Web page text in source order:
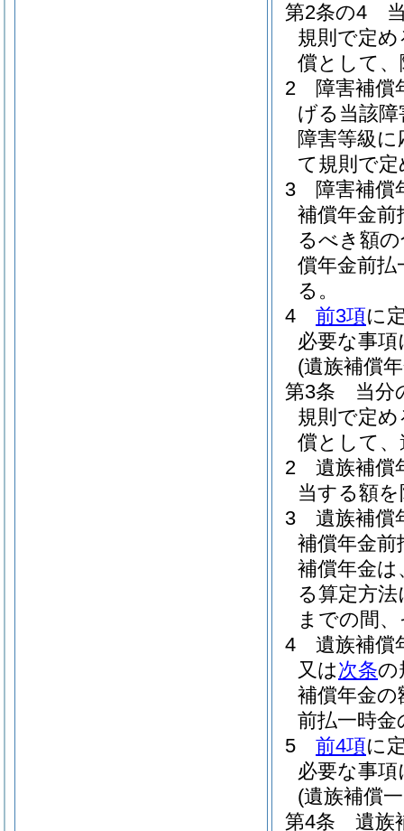
第2条の4
規則で定
償として
2
障害補償
げる当該
障害等級
て規則で
3
障害補償
補償年金前
るべき額
償年金前
る。
4
前3項に
必要な事
(遺族補償
第3条
当分
規則で定
償として
2
遺族補償
当する額
3
遺族補償
補償年金
補償年金
る算定方
までの間
4
遺族補償
又は次条の
補償年金
前払一時
5
前4項に
必要な事
(遺族補償
第4条
遺族